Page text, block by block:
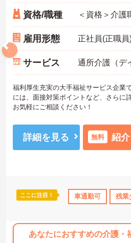
資格/職種
雇用形態 正社員(正職員
サービス 通所介護（デ
福利厚生充実の大手福祉サービス企業
には、面接対策ポイントなど、さらに
お気軽にご相談ください！
詳細を見る 無料 紹
ここに注目！ 車通勤可 残業
あなたにおすすめの介護・